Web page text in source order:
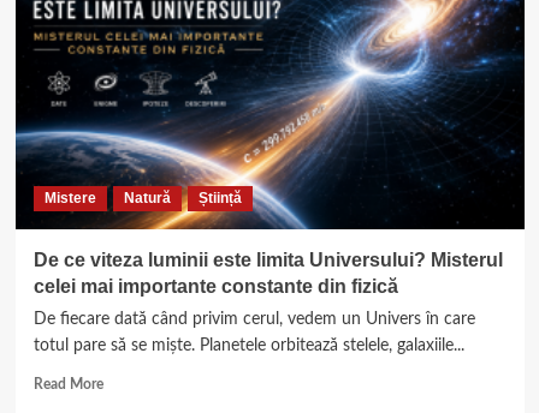
vandalilor
–
momentul
care
a
condamnat
Imperiul
Roman
Apus
Mistere Natură Știință
De ce viteza luminii este limita Universului? Misterul
celei mai importante constante din fizică
De fiecare dată când privim cerul, vedem un Univers în care
totul pare să se miște. Planetele orbitează stelele, galaxiile...
Read MoreRead